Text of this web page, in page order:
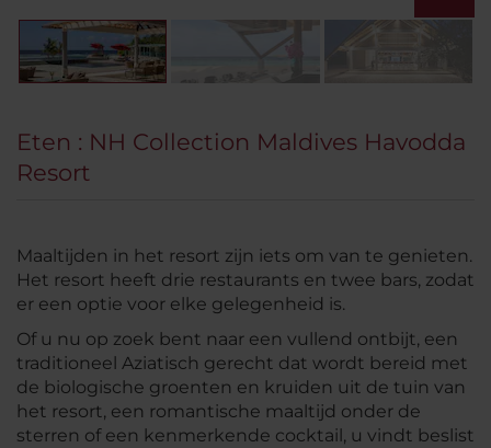
Eten : NH Collection Maldives Havodda
Resort
Maaltijden in het resort zijn iets om van te genieten.
Het resort heeft drie restaurants en twee bars, zodat
er een optie voor elke gelegenheid is.
Of u nu op zoek bent naar een vullend ontbijt, een
traditioneel Aziatisch gerecht dat wordt bereid met
de biologische groenten en kruiden uit de tuin van
het resort, een romantische maaltijd onder de
sterren of een kenmerkende cocktail, u vindt beslist